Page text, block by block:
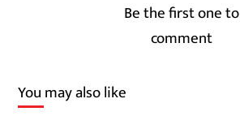
Be the first one to
comment
You may also like